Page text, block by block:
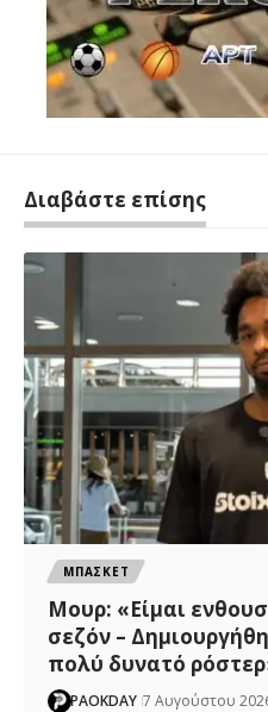
Διαβάστε επίσης
ΜΠΑΣΚΕΤ
Μουρ: «Είμαι
σεζόν –
πολύ δυνατό
PAOKDAY 7 Αυγούστου